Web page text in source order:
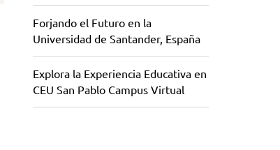
Forjando el Futuro en la
Universidad de Santander, España
Explora la Experiencia Educativa en
CEU San Pablo Campus Virtual